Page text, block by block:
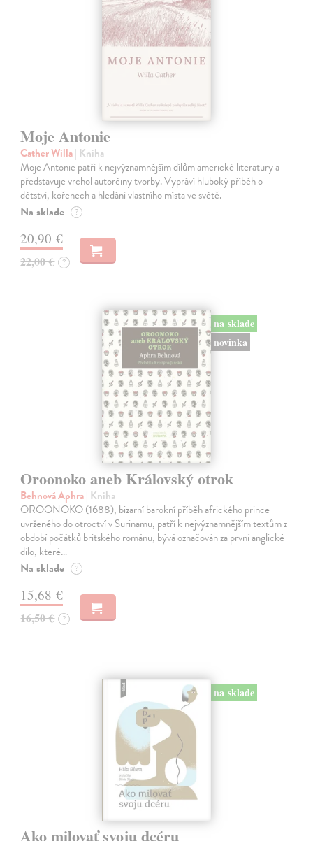
Moje Antonie
Cather Willa| Kniha
Moje Antonie patří k nejvýznamnějším dílům americké literatury a
představuje vrchol autorčiny tvorby. Vypráví hluboký příběh o
dětství, kořenech a hledání vlastního místa ve světě.
Na sklade ?
20,90 €
22,00 € ?
na sklade
novinka
Oroonoko aneb Královský otrok
Behnová Aphra| Kniha
OROONOKO (1688), bizarní barokní příběh afrického prince
uvrženého do otroctví v Surinamu, patří k nejvýznamnějším textům z
období počátků britského románu, bývá označován za první anglické
dílo, které…
Na sklade ?
15,68 €
16,50 € ?
na sklade
Ako milovať svoju dcéru